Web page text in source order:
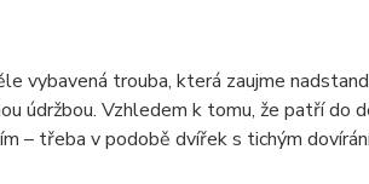
vybavená trouba, která zaujme
údržbou. Vzhledem k tomu, že patří do
– třeba v podobě dvířek s tichým